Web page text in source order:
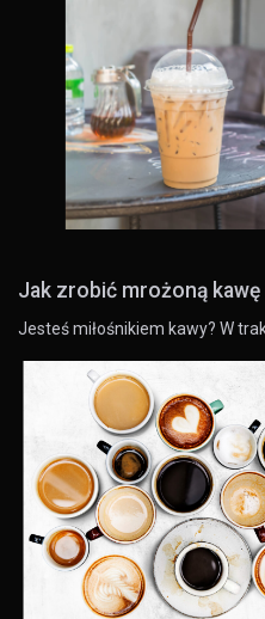
Jak zrobić mrożoną
Jesteś miłośnikiem kawy? W